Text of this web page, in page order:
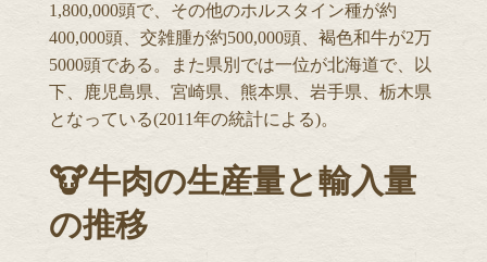
1,800,000頭で、その他のホルスタイン種が約
400,000頭、交雑腫が約500,000頭、褐色和牛が2万
5000頭である。また県別では一位が北海道で、以
下、鹿児島県、宮崎県、熊本県、岩手県、栃木県
となっている(2011年の統計による)。
🐮牛肉の生産量と輸入量
の推移